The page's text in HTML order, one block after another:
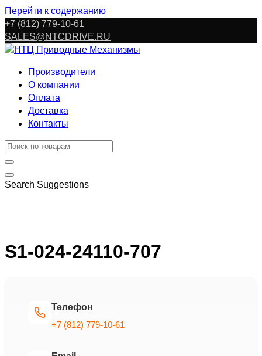
Перейти к содержанию
+7 (812) 779-10-61
SALES@NTCDRIVE.RU
Производители
О компании
Оплата
Доставка
Контакты
Search Suggestions
S1-024-24110-707
Телефон
+7 (812) 779-10-61